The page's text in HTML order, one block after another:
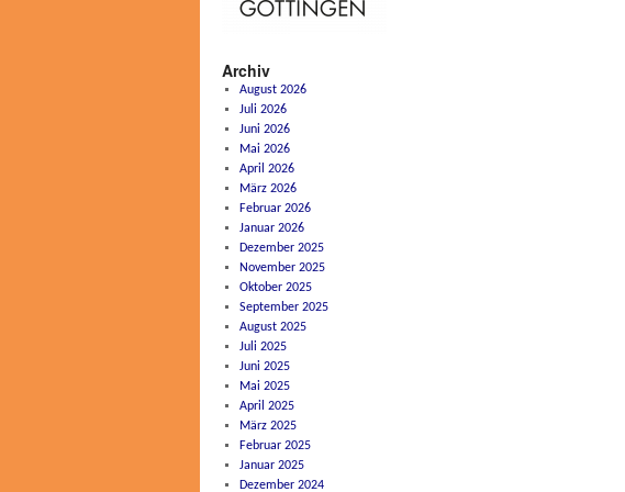
Archiv
August 2026
Juli 2026
Juni 2026
Mai 2026
April 2026
März 2026
Februar 2026
Januar 2026
Dezember 2025
November 2025
Oktober 2025
September 2025
August 2025
Juli 2025
Juni 2025
Mai 2025
April 2025
März 2025
Februar 2025
Januar 2025
Dezember 2024